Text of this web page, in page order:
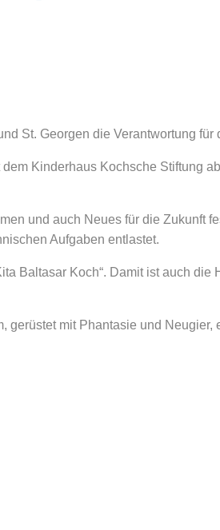
St. Georgen die Verantwortung
Kinderhaus Kochsche Stiftung
und auch Neues für die Zukunft
Aufgaben entlastet.
Baltasar Koch“. Damit ist auch
gerüstet mit Phantasie und